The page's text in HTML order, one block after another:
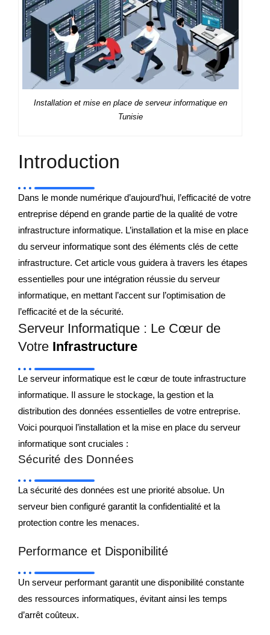
Installation et mise en place de serveur informatique en
Tunisie
Introduction
Dans le monde numérique d’aujourd’hui, l’efficacité de votre
entreprise dépend en grande partie de la qualité de votre
infrastructure informatique. L’installation et la mise en place
du serveur informatique sont des éléments clés de cette
infrastructure. Cet article vous guidera à travers les étapes
essentielles pour une intégration réussie du serveur
informatique, en mettant l’accent sur l’optimisation de
l’efficacité et de la sécurité.
Serveur Informatique : Le Cœur de
Votre Infrastructure
Le serveur informatique est le cœur de toute infrastructure
informatique. Il assure le stockage, la gestion et la
distribution des données essentielles de votre entreprise.
Voici pourquoi l’installation et la mise en place du serveur
informatique sont cruciales :
Sécurité des Données
La sécurité des données est une priorité absolue. Un
serveur bien configuré garantit la confidentialité et la
protection contre les menaces.
Performance et Disponibilité
Un serveur performant garantit une disponibilité constante
des ressources informatiques, évitant ainsi les temps
d’arrêt coûteux.